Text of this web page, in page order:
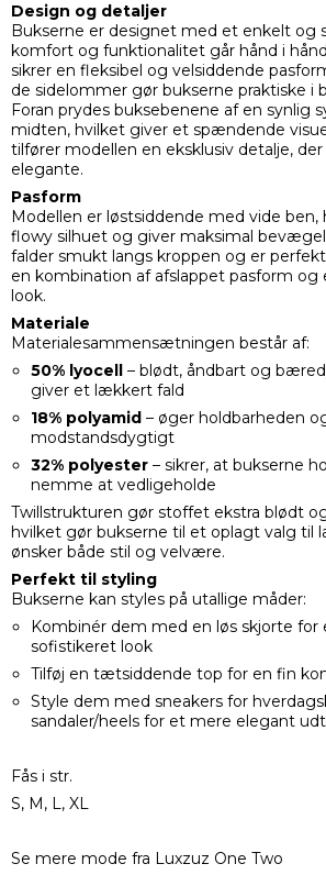
Design og detaljer
Bukserne er designet med et enkelt og
komfort og funktionalitet går hånd i
sikrer en fleksibel og velsiddende
de sidelommer gør bukserne praktiske i
Foran prydes buksebenene af en synlig
midten, hvilket giver et spændende
tilfører modellen en eksklusiv detalje,
elegante.
Pasform
Modellen er løstsiddende med vide ben,
flowy silhuet og giver maksimal
falder smukt langs kroppen og er
en kombination af afslappet pasform
look.
Materiale
Materialesammensætningen består af:
50% lyocell– blødt, åndbart og
giver et lækkert fald
18% polyamid– øger holdbarheden
modstandsdygtigt
32% polyester– sikrer, at bukserne
nemme at vedligeholde
Twillstrukturen gør stoffet ekstra blødt
hvilket gør bukserne til et oplagt valg til
ønsker både stil og velvære.
Perfekt til styling
Bukserne kan styles på utallige måder:
Kombinér dem med en løs skjorte for
sofistikeret look
Tilføj en tætsiddende top for en fin
Style dem med sneakers for
sandaler/heels for et mere elegant
Fås i str.
S, M, L, XL
Se mere mode fra Luxzuz One Two